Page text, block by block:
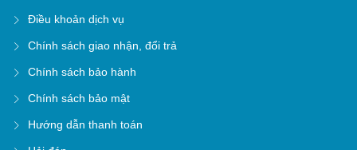
Điều khoản dịch vụ
Chính sách giao nhận, đổi trả
Chính sách bảo hành
Chính sách bảo mật
Hướng dẫn thanh toán